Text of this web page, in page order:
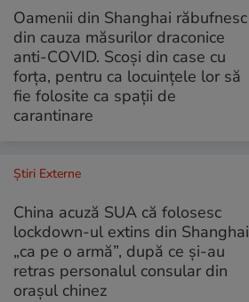
Oamenii din Shanghai răbufnesc
din cauza măsurilor draconice
anti-COVID. Scoși din case cu
forța, pentru ca locuințele lor să
fie folosite ca spații de
carantinare
Știri Externe
China acuză SUA că folosesc
lockdown-ul extins din Shanghai
„ca pe o armă”, după ce și-au
retras personalul consular din
orașul chinez